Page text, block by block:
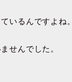
いるんですよね。
せんでした。